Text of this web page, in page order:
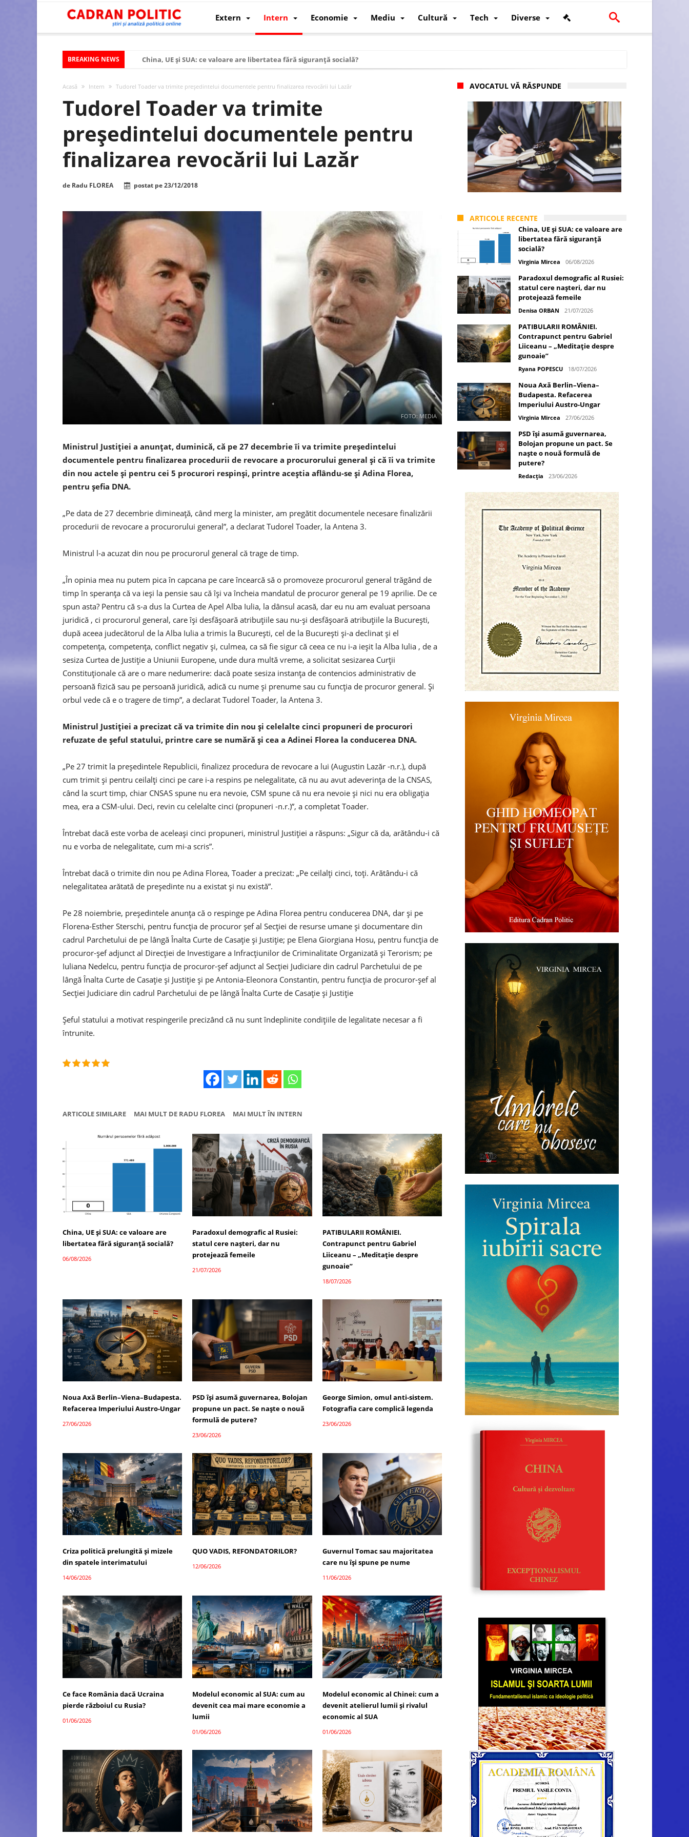
Extern Intern Economie Mediu Cultură Tech Diverse
BREAKING NEWS
China, UE și SUA: ce valoare are libertatea fără siguranță socială?
Modelul economic al Chinei: cum a devenit atelierul lumii și rivalul economic al SUA
Modelul economic al Rusiei: de ce rezistă?
Occidentul obosit și Estul care revine: o realitate pe care România o simte, nu o spune
Viitorul României în Uniunea Europeană. Ce ne așteaptă? – O analiză structurală a demografiei, fiscalității și poziției României în U.E.
România – ROExit pentru a supraviețui ca țară
Huawei dezvoltă un nou cip AI pentru a înlocui Nvidia
Acasă Intern Tudorel Toader va trimite preşedintelui documentele pentru finalizarea revocării lui Lazăr
Tudorel Toader va trimite
preşedintelui documentele pentru
finalizarea revocării lui Lazăr
de Radu FLOREA postat pe23/12/2018
FOTO: MEDIA
Ministrul Justiţiei a anunţat, duminică, că pe 27 decembrie îi va trimite preşedintelui
documentele pentru finalizarea procedurii de revocare a procurorului general şi că îi va trimite
din nou actele şi pentru cei 5 procurori respinşi, printre aceştia aflându-se şi Adina Florea,
pentru şefia DNA.
„Pe data de 27 decembrie dimineaţă, când merg la minister, am pregătit documentele necesare finalizării
procedurii de revocare a procurorului general”, a declarat Tudorel Toader, la Antena 3.
Ministrul l-a acuzat din nou pe procurorul general că trage de timp.
„În opinia mea nu putem pica în capcana pe care încearcă să o promoveze procurorul general trăgând de
timp în speranţa că va ieşi la pensie sau că îşi va încheia mandatul de procuror general pe 19 aprilie. De ce
spun asta? Pentru că s-a dus la Curtea de Apel Alba Iulia, la dânsul acasă, dar eu nu am evaluat persoana
juridică , ci procurorul general, care îşi desfăşoară atribuţiile sau nu-şi desfăşoară atribuţiile la Bucureşti,
după aceea judecătorul de la Alba Iulia a trimis la Bucureşti, cel de la Bucureşti şi-a declinat şi el
competenţa, competenţa, conflict negativ şi, culmea, ca să fie sigur că ceea ce nu i-a ieşit la Alba Iulia , de a
sesiza Curtea de Justiţie a Uniunii Europene, unde dura multă vreme, a solicitat sesizarea Curţii
Constituţionale că are o mare nedumerire: dacă poate sesiza instanţa de contencios administrativ de
persoană fizică sau pe persoană juridică, adică cu nume şi prenume sau cu funcţia de procuror general. Şi
orbul vede că e o tragere de timp”, a declarat Tudorel Toader, la Antena 3.
Ministrul Justiţiei a precizat că va trimite din nou şi celelalte cinci propuneri de procurori
refuzate de şeful statului, printre care se numără şi cea a Adinei Florea la conducerea DNA.
„Pe 27 trimit la preşedintele Republicii, finalizez procedura de revocare a lui (Augustin Lazăr -n.r.), după
cum trimit şi pentru ceilalţi cinci pe care i-a respins pe nelegalitate, că nu au avut adeverinţa de la CNSAS,
când la scurt timp, chiar CNSAS spune nu era nevoie, CSM spune că nu era nevoie şi nici nu era obligaţia
mea, era a CSM-ului. Deci, revin cu celelalte cinci (propuneri -n.r.)”, a completat Toader.
Întrebat dacă este vorba de aceleaşi cinci propuneri, ministrul Justiţiei a răspuns: „Sigur că da, arătându-i că
nu e vorba de nelegalitate, cum mi-a scris”.
Întrebat dacă o trimite din nou pe Adina Florea, Toader a precizat: „Pe ceilalţi cinci, toţi. Arătându-i că
nelegalitatea arătată de preşedinte nu a existat şi nu există”.
Pe 28 noiembrie, preşedintele anunţa că o respinge pe Adina Florea pentru conducerea DNA, dar şi pe
Florena-Esther Sterschi, pentru funcţia de procuror şef al Secţiei de resurse umane şi documentare din
cadrul Parchetului de pe lângă Înalta Curte de Casaţie şi Justiţie; pe Elena Giorgiana Hosu, pentru funcţia de
procuror-şef adjunct al Direcţiei de Investigare a Infracţiunilor de Criminalitate Organizată şi Terorism; pe
Iuliana Nedelcu, pentru funcţia de procuror-şef adjunct al Secţiei Judiciare din cadrul Parchetului de pe
lângă Înalta Curte de Casaţie şi Justiţie şi pe Antonia-Eleonora Constantin, pentru funcţia de procuror-şef al
Secţiei Judiciare din cadrul Parchetului de pe lângă Înalta Curte de Casaţie şi Justiţie
Şeful statului a motivat respingerile precizând că nu sunt îndeplinite condiţiile de legalitate necesar a fi
întrunite.
ARTICOLE SIMILARE MAI MULT DE RADU FLOREA MAI MULT ÎN INTERN
China, UE și SUA: ce valoare are
libertatea fără siguranță socială?
06/08/2026
Paradoxul demografic al Rusiei:
statul cere nașteri, dar nu
protejează femeile
21/07/2026
PATIBULARII ROMÂNIEI.
Contrapunct pentru Gabriel
Liiceanu – „Meditație despre
gunoaie”
18/07/2026
Noua Axă Berlin–Viena–Budapesta.
Refacerea Imperiului Austro-Ungar
27/06/2026
PSD își asumă guvernarea, Bolojan
propune un pact. Se naște o nouă
formulă de putere?
23/06/2026
George Simion, omul anti-sistem.
Fotografia care complică legenda
23/06/2026
Criza politică prelungită și mizele
din spatele interimatului
14/06/2026
QUO VADIS, REFONDATORILOR?
12/06/2026
Guvernul Tomac sau majoritatea
care nu își spune pe nume
11/06/2026
Ce face România dacă Ucraina
pierde războiul cu Rusia?
01/06/2026
Modelul economic al SUA: cum au
devenit cea mai mare economie a
lumii
01/06/2026
Modelul economic al Chinei: cum a
devenit atelierul lumii și rivalul
economic al SUA
01/06/2026
AVOCATUL VĂ RĂSPUNDE
ARTICOLE RECENTE
China, UE și SUA: ce valoare are
libertatea fără siguranță
socială?
Virginia Mircea 06/08/2026
Paradoxul demografic al Rusiei:
statul cere nașteri, dar nu
protejează femeile
Denisa ORBAN 21/07/2026
PATIBULARII ROMÂNIEI.
Contrapunct pentru Gabriel
Liiceanu – „Meditație despre
gunoaie”
Ryana POPESCU 18/07/2026
Noua Axă Berlin–Viena–
Budapesta. Refacerea
Imperiului Austro-Ungar
Virginia Mircea 27/06/2026
PSD își asumă guvernarea,
Bolojan propune un pact. Se
naște o nouă formulă de
putere?
Redacția 23/06/2026